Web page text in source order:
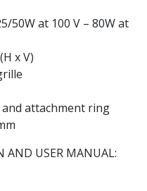
50W at 100 V – 80W at
x V)
attachment ring
AND USER MANUAL: